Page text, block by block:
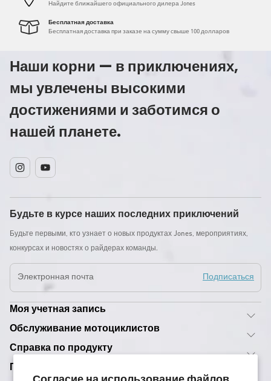
Найдите ближайшего официального дилера Jones
Бесплатная доставка
Бесплатная доставка при заказе на сумму свыше 100 долларов
Наши корни — в приключениях,
мы увлечены высокими
достижениями и заботимся о
нашей планете.
InstagramYouTube
Будьте в курсе наших последних приключений
Будьте первыми, кто узнает о новых продуктах Jones, мероприятиях,
конкурсах и новостях о райдерах команды.
Электронная почта
Подписаться
Моя учетная запись
Обслуживание мотоциклистов
Справка по продукту